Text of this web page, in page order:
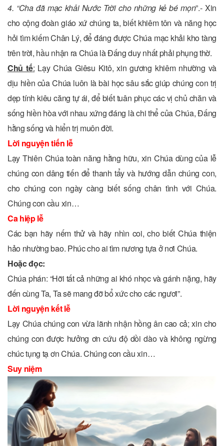
4. “Cha đã mạc khải Nước Trời cho những kẻ bé mọn”.- Xin
cho cộng đoàn giáo xứ chúng ta, biết khiêm tôn và năng học
hỏi tìm kiếm Chân Lý, để đáng được Chúa mạc khải kho tàng
trên trời, hầu nhận ra Chúa là Đấng duy nhất phải phụng thờ.
Chủ tế: Lạy Chúa Giêsu Kitô, xin gương khiêm nhường và
dịu hiền của Chúa luôn là bài học sâu sắc giúp chúng con trị
dẹp tính kiêu căng tự ái, để biết tuân phục các vị chủ chăn và
sống hiền hòa với nhau xứng đáng là chi thể của Chúa, Đấng
hằng sống và hiển trị muôn đời.
Lời nguyện tiến lễ
Lạy Thiên Chúa toàn năng hằng hữu, xin Chúa dùng của lễ
chúng con dâng tiến để thanh tẩy và hướng dẫn chúng con,
cho chúng con ngày càng biết sống chân tình với Chúa.
Chúng con cầu xin…
Ca hiệp lễ
Các bạn hãy nếm thử và hãy nhìn coi, cho biết Chúa thiện
hảo nhường bao. Phúc cho ai tìm nương tựa ở nơi Chúa.
Hoặc đọc:
Chúa phán: “Hỡi tất cả những ai khó nhọc và gánh nặng, hãy
đến cùng Ta, Ta sẽ mang đỡ bổ xức cho các ngươi”.
Lời nguyện kết lễ
Lạy Chúa chúng con vừa lãnh nhận hồng ân cao cả; xin cho
chúng con được hưởng ơn cứu độ dồi dào và không ngừng
chúc tụng tạ ơn Chúa. Chúng con cầu xin…
Suy niệm